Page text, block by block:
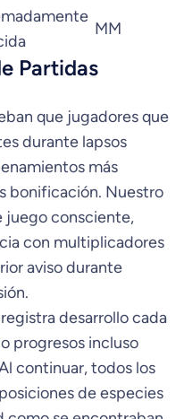
MM
Partidas
que jugadores que
durante lapsos
más
bonificación. Nuestro
juego consciente,
con multiplicadores
aviso durante
desarrollo cada
progresos incluso
continuar, todos los
de especies